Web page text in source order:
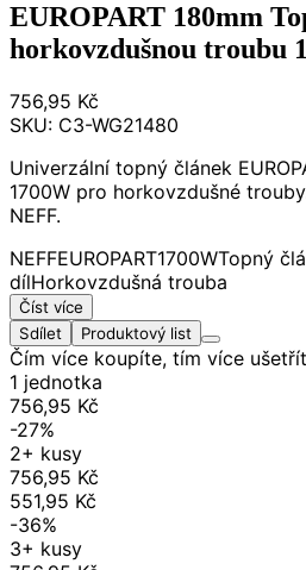
EUROPART 180mm
horkovzdušnou troubu
756,95 Kč
SKU: C3-WG21480
Univerzální topný článek
1700W pro horkovzdušné
NEFF.
NEFFEUROPART1700WTopný
dílHorkovzdušná trouba
Číst více
Sdílet
Produktový list
Čím více koupíte, tím více
1 jednotka
756,95 Kč
-27%
2+ kusy
756,95 Kč
551,95 Kč
-36%
3+ kusy